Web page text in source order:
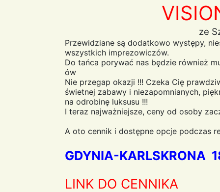
ze
Przewidziane są dodatkowo występy,
wszystkich imprezowiczów.
Do tańca porywać nas będzie również
ów
Nie przegap okazji !!! Czeka Cię
świetnej zabawy i niezapomnianych,
na odrobinę luksusu !!!
I teraz najważniejsze, ceny od osoby
A oto cennik i dostępne opcje podczas
GDYNIA-KARLSKRONA
LINK DO CENNIKA